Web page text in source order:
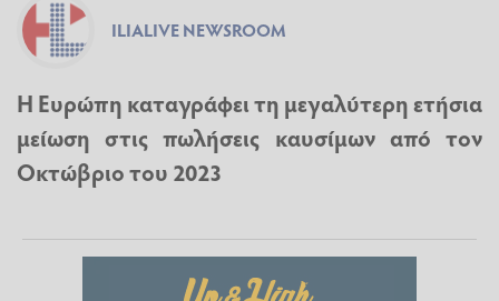
ILIALIVE NEWSROOM
Η Ευρώπη καταγράφει τη μεγαλύτερη ετήσια
μείωση στις πωλήσεις καυσίμων από τον
Οκτώβριο του 2023